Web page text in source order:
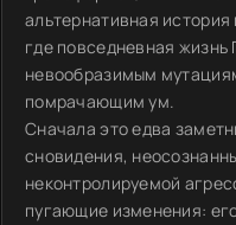
альтернативная
где повседневная
невообразимым
помрачающим ум.
Сначала это едва
сновидения,
неконтролируемой
пугающие изменения: